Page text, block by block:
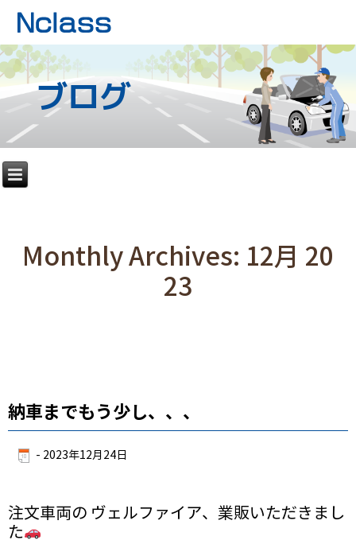
ブログ
Monthly Archives: 12月 20
23
納車までもう少し、、、
- 2023年12月24日
注文車両の ヴェルファイア、業販いただきまし
た